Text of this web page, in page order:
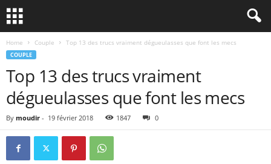
Home Couple Top 13 des trucs vraiment dégueulasses que font les mecs
COUPLE
Top 13 des trucs vraiment
dégueulasses que font les mecs
By moudir - 19 février 2018 1847 0